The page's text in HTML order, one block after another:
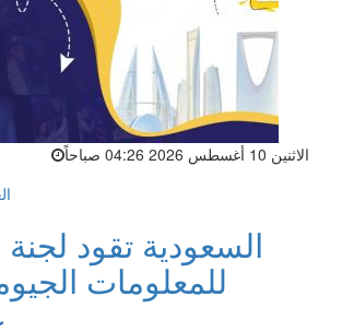
الاثنين 10 أغسطس 2026 04:26 صباحاً
السعودية تقود لجنة
للمعلومات